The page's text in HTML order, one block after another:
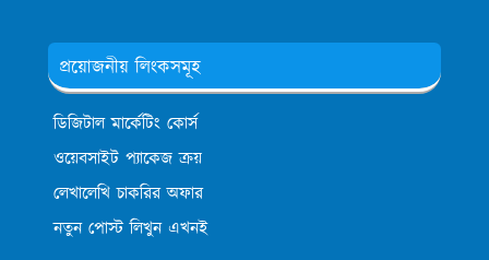
প্রয়োজনীয় লিংকসমূহ
ডিজিটাল মার্কেটিং কোর্স
ওয়েবসাইট প্যাকেজ ক্রয়
লেখালেখি চাকরির অফার
নতুন পোস্ট লিখুন এখনই